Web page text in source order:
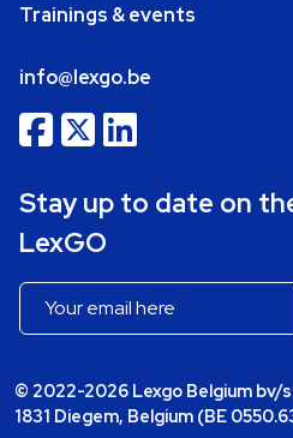
Trainings & events
info@lexgo.be
Stay up to date on
LexGO
© 2022-2026 Lexgo Belgium bv/
1831 Diegem, Belgium (BE